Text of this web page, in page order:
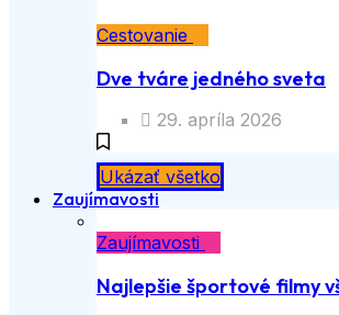
Cestovanie
Dve tváre jedného sveta
29. apríla 2026
Ukázať všetko
Zaujímavosti
Zaujímavosti
Najlepšie športové filmy